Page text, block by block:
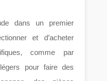
dans un premier
et d’acheter
comme par
pour faire des